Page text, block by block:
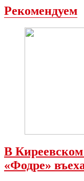
Рекомендуем
В
«Фодре»